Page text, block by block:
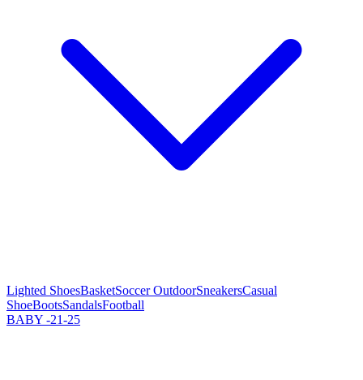
Lighted ShoesBasketSoccer OutdoorSneakersCasual
ShoeBootsSandalsFootball
BABY -21-25